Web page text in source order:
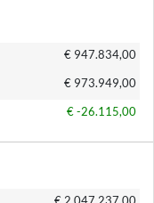
€ 947.834,00
€ 973.949,00
€ -26.115,00